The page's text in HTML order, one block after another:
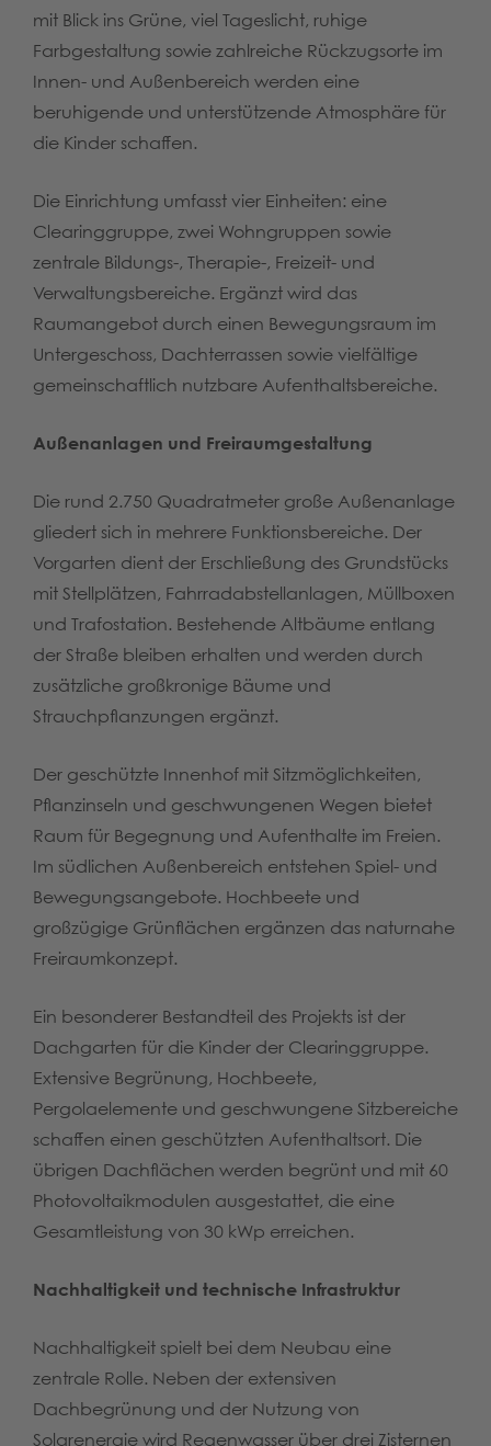
mit Blick ins Grüne, viel Tageslicht, ruhige
Farbgestaltung sowie zahlreiche Rückzugsorte im
Innen- und Außenbereich werden eine
beruhigende und unterstützende Atmosphäre für
die Kinder schaffen.
Die Einrichtung umfasst vier Einheiten: eine
Clearinggruppe, zwei Wohngruppen sowie
zentrale Bildungs-, Therapie-, Freizeit- und
Verwaltungsbereiche. Ergänzt wird das
Raumangebot durch einen Bewegungsraum im
Untergeschoss, Dachterrassen sowie vielfältige
gemeinschaftlich nutzbare Aufenthaltsbereiche.
Außenanlagen und Freiraumgestaltung
Die rund 2.750 Quadratmeter große Außenanlage
gliedert sich in mehrere Funktionsbereiche. Der
Vorgarten dient der Erschließung des Grundstücks
mit Stellplätzen, Fahrradabstellanlagen, Müllboxen
und Trafostation. Bestehende Altbäume entlang
der Straße bleiben erhalten und werden durch
zusätzliche großkronige Bäume und
Strauchpflanzungen ergänzt.
Der geschützte Innenhof mit Sitzmöglichkeiten,
Pflanzinseln und geschwungenen Wegen bietet
Raum für Begegnung und Aufenthalte im Freien.
Im südlichen Außenbereich entstehen Spiel- und
Bewegungsangebote. Hochbeete und
großzügige Grünflächen ergänzen das naturnahe
Freiraumkonzept.
Ein besonderer Bestandteil des Projekts ist der
Dachgarten für die Kinder der Clearinggruppe.
Extensive Begrünung, Hochbeete,
Pergolaelemente und geschwungene Sitzbereiche
schaffen einen geschützten Aufenthaltsort. Die
übrigen Dachflächen werden begrünt und mit 60
Photovoltaikmodulen ausgestattet, die eine
Gesamtleistung von 30 kWp erreichen.
Nachhaltigkeit und technische Infrastruktur
Nachhaltigkeit spielt bei dem Neubau eine
zentrale Rolle. Neben der extensiven
Dachbegrünung und der Nutzung von
Solarenergie wird Regenwasser über drei Zisternen